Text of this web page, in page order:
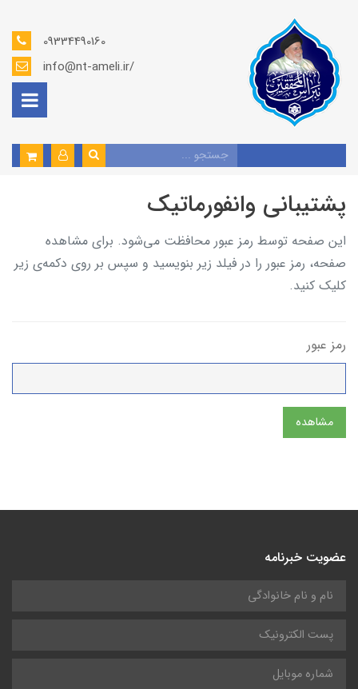
09334490160
info@nt-ameli.ir/
پشتیبانی وانفورماتیک
این صفحه توسط رمز عبور محافظت می‌شود. برای مشاهده
صفحه، رمز عبور را در فیلد زیر بنویسید و سپس بر روی دکمه‌ی زیر
کلیک کنید.
رمز عبور
مشاهده
عضویت خبرنامه